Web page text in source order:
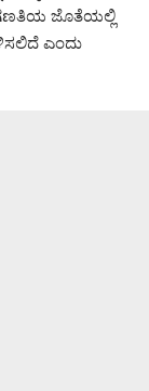
ಗಣತಿಯ ಜೊತೆಯಲ್ಲಿ
ಎಂದು